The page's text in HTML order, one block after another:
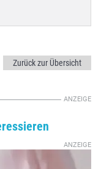
Zurück zur Übersicht